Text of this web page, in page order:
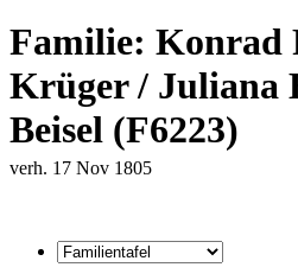
Familie: Konrad
Krüger / Juliana
Beisel (F6223)
verh. 17 Nov 1805